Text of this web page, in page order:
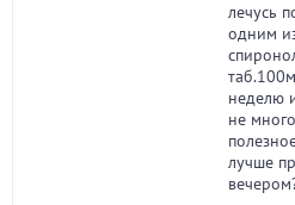
лечусь
одним
неделю
не
лучше